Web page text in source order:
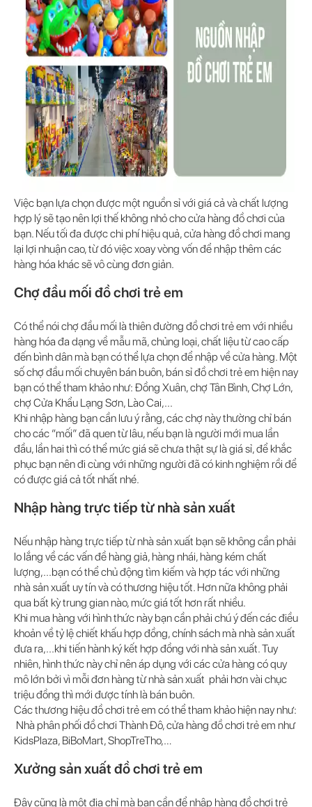
Việc bạn lựa chọn được một nguồn sỉ với giá cả và chất lượng
hợp lý sẽ tạo nên lợi thế không nhỏ cho cửa hàng đồ chơi của
bạn. Nếu tối đa được chi phí hiệu quả, cửa hàng đồ chơi mang
lại lợi nhuận cao, từ đó việc xoay vòng vốn để nhập thêm các
hàng hóa khác sẽ vô cùng đơn giản.
Chợ đầu mối đồ chơi trẻ em
Có thể nói chợ đầu mối là thiên đường đồ chơi trẻ em với nhiều
hàng hóa đa dạng về mẫu mã, chủng loại, chất liệu từ cao cấp
đến bình dân mà bạn có thể lựa chọn để nhập về cửa hàng. Một
số chợ đầu mối chuyên bán buôn, bán sỉ đồ chơi trẻ em hiện nay
bạn có thể tham khảo như: Đồng Xuân, chợ Tân Bình, Chợ Lớn,
chợ Cửa Khẩu Lạng Sơn, Lào Cai,...
Khi nhập hàng bạn cần lưu ý rằng, các chợ này thường chỉ bán
cho các “mối” đã quen từ lâu, nếu bạn là người mới mua lần
đầu, lần hai thì có thể mức giá sẽ chưa thật sự là giá sỉ, để khắc
phục bạn nên đi cùng với những người đã có kinh nghiệm rồi để
có được giá cả tốt nhất nhé.
Nhập hàng trực tiếp từ nhà sản xuất
Nếu nhập hàng trực tiếp từ nhà sản xuất bạn sẽ không cần phải
lo lắng về các vấn đề hàng giả, hàng nhái, hàng kém chất
lượng,...bạn có thể chủ động tìm kiếm và hợp tác với những
nhà sản xuất uy tín và có thương hiệu tốt. Hơn nữa không phải
qua bất kỳ trung gian nào, mức giá tốt hơn rất nhiều.
Khi mua hàng với hình thức này bạn cần phải chú ý đến các điều
khoản về tỷ lệ chiết khấu hợp đồng, chính sách mà nhà sản xuất
đưa ra,...khi tiến hành ký kết hợp đồng với nhà sản xuất. Tuy
nhiên, hình thức này chỉ nên áp dụng với các cửa hàng có quy
mô lớn bởi vì mỗi đơn hàng từ nhà sản xuất phải hơn vài chục
triệu đồng thì mới được tính là bán buôn.
Các thương hiệu đồ chơi trẻ em có thể tham khảo hiện nay như:
Nhà phân phối đồ chơi Thành Đô, cửa hàng đồ chơi trẻ em như
KidsPlaza, BiBoMart, ShopTreTho,…
Xưởng sản xuất đồ chơi trẻ em
Đây cũng là một địa chỉ mà bạn cần để nhập hàng đồ chơi trẻ